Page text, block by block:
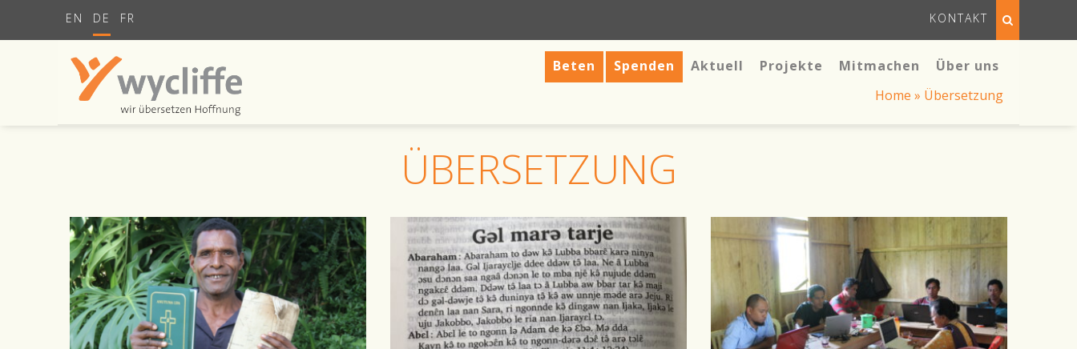
EN DE FR KONTAKT
Beten Spenden Aktuell Projekte Mitmachen
Über uns
Home » Übersetzung
ÜBERSETZUNG